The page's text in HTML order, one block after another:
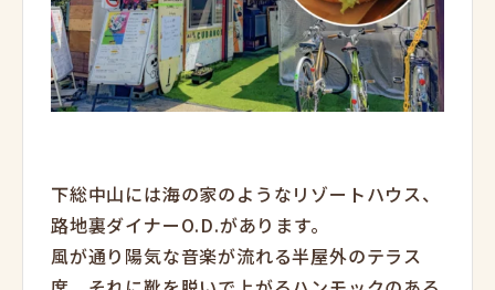
下総中山には海の家のようなリゾートハウス、
路地裏ダイナーO.D.があります。
風が通り陽気な音楽が流れる半屋外のテラス